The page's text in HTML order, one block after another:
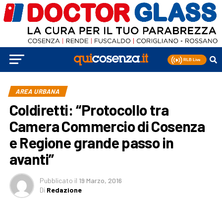
AREA URBANA
Coldiretti: “Protocollo tra
Camera Commercio di Cosenza
e Regione grande passo in
avanti”
Pubblicato il 19 Marzo, 2016
Di Redazione